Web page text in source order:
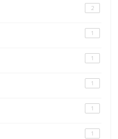
2
1
1
1
1
1